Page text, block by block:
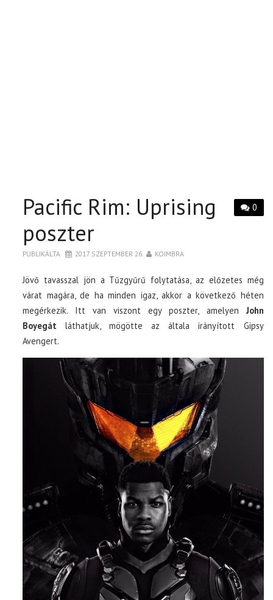
0
Pacific Rim: Uprising
poszter
PUBLIKÁLTA 2017. SZEPTEMBER 26. KOIMBRA
Jövő tavasszal jön a Tűzgyűrű folytatása, az előzetes még
várat magára, de ha minden igaz, akkor a következő héten
megérkezik. Itt van viszont egy poszter, amelyen John
Boyegát láthatjuk, mögötte az általa irányított Gipsy
Avengert.